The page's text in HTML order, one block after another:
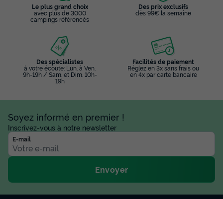
Le plus grand choix
avec plus de 3000
campings référencés
Des prix exclusifs
dès 99€ la semaine
Des spécialistes
à votre écoute: Lun. à Ven.
9h-19h / Sam. et Dim. 10h-
19h
Facilités de paiement
Réglez en 3x sans frais ou
en 4x par carte bancaire
Soyez informé en premier !
Inscrivez-vous à notre newsletter
E-mail
Envoyer